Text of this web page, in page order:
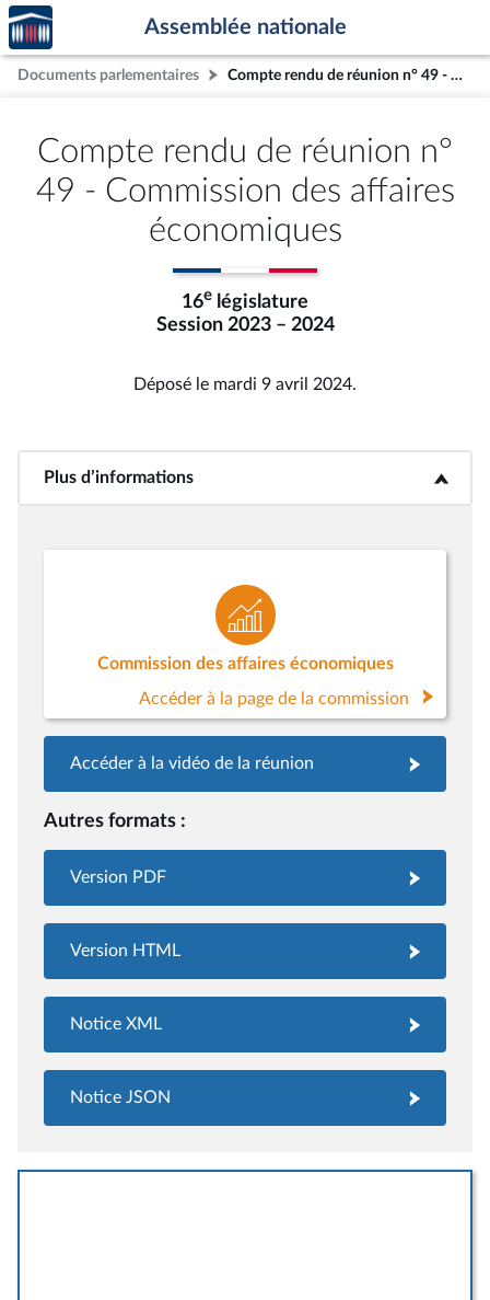
Aller au contenu
Aller en bas de la page
Accèder
à la
page
d'accueil
Assemblée nationale
Documents parlementaires Compte rendu de réunion n° 49 - Commission des affaires économiques
Compte rendu de réunion n°
49 - Commission des affaires
économiques
16e législature
Session 2023 – 2024
Déposé le mardi 9 avril 2024.
Plus d’informations<b>Plus d’informations</b>
Commission des affaires économiques
Accéder à la page de la commission
Accéder à la vidéo de la réunion
Autres formats :
Version PDF
Version HTML
Notice XML
Notice JSON